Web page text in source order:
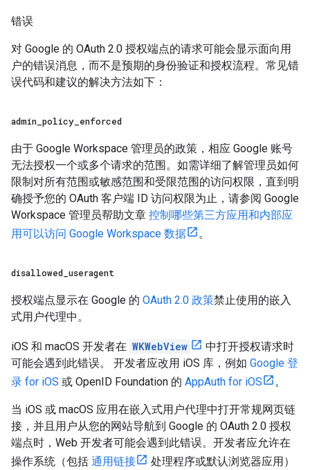
错误
对 Google 的 OAuth 2.0 授权端点的请求可能会显示面向用
户的错误消息，而不是预期的身份验证和授权流程。常见错
误代码和建议的解决方法如下：
admin policy enforced
由于 Google Workspace 管理员的政策，相应 Google 账号
无法授权一个或多个请求的范围。如需详细了解管理员如何
限制对所有范围或敏感范围和受限范围的访问权限，直到明
确授予您的 OAuth 客户端 ID 访问权限为止，请参阅 Google
Workspace 管理员帮助文章 控制哪些第三方应用和内部应
用可以访问 Google Workspace 数据
。
disallowed useragent
授权端点显示在 Google 的 OAuth 2.0 政策禁止使用的嵌入
式用户代理中。
iOS 和 macOS 开发者在 WKWebView
中打开授权请求时
可能会遇到此错误。 开发者应改用 iOS 库，例如 Google 登
录 for iOS 或 OpenID Foundation 的 AppAuth for iOS 。
当 iOS 或 macOS 应用在嵌入式用户代理中打开常规网页链
接，并且用户从您的网站导航到 Google 的 OAuth 2.0 授权
端点时，Web 开发者可能会遇到此错误。开发者应允许在
操作系统（包括 通用链接
处理程序或默认浏览器应用）